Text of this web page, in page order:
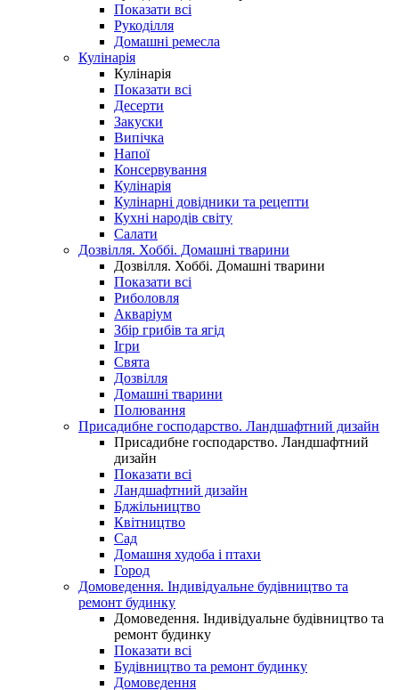
Показати всі
Рукоділля
Домашні ремесла
Кулінарія
Кулінарія
Показати всі
Десерти
Закуски
Випічка
Напої
Консервування
Кулінарія
Кулінарні довідники та рецепти
Кухні народів світу
Салати
Дозвілля. Хоббі. Домашні тварини
Дозвілля. Хоббі. Домашні тварини
Показати всі
Риболовля
Акваріум
Збір грибів та ягід
Ігри
Свята
Дозвілля
Домашні тварини
Полювання
Присадибне господарство. Ландшафтний дизайн
Присадибне господарство. Ландшафтний
дизайн
Показати всі
Ландшафтний дизайн
Бджільництво
Квітництво
Сад
Домашня худоба і птахи
Город
Домоведення. Індивідуальне будівництво та
ремонт будинку
Домоведення. Індивідуальне будівництво та
ремонт будинку
Показати всі
Будівництво та ремонт будинку
Домоведення